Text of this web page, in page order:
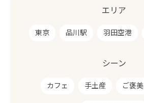
エリア
東京 品川駅 羽田空港
シーン
カフェ 手土産 ご褒美